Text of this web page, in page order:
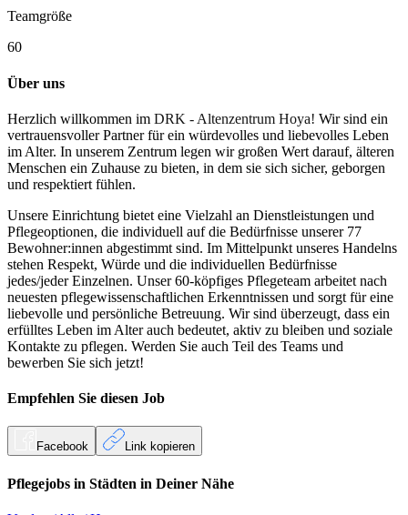
Teamgröße
60
Über uns
Herzlich willkommen im DRK - Altenzentrum Hoya! Wir sind ein
vertrauensvoller Partner für ein würdevolles und liebevolles Leben
im Alter. In unserem Zentrum legen wir großen Wert darauf, älteren
Menschen ein Zuhause zu bieten, in dem sie sich sicher, geborgen
und respektiert fühlen.
Unsere Einrichtung bietet eine Vielzahl an Dienstleistungen und
Pflegeoptionen, die individuell auf die Bedürfnisse unserer 77
Bewohner:innen abgestimmt sind. Im Mittelpunkt unseres Handelns
stehen Respekt, Würde und die individuellen Bedürfnisse
jedes/jeder Einzelnen. Unser 60-köpfiges Pflegeteam arbeitet nach
neuesten pflegewissenschaftlichen Erkenntnissen und sorgt für eine
liebevolle und persönliche Betreuung. Wir sind überzeugt, dass ein
erfülltes Leben im Alter auch bedeutet, aktiv zu bleiben und soziale
Kontakte zu pflegen. Werden Sie auch Teil des Teams und
bewerben Sie sich jetzt!
Empfehlen Sie diesen Job
Facebook Link kopieren
Pflegejobs in Städten in Deiner Nähe